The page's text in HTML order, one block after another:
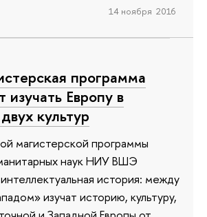
14 ноября 2016
программа
изучать Европу в
культур
магистерской программы
наук НИУ ВШЭ
история: между
изучат историю, культуру,